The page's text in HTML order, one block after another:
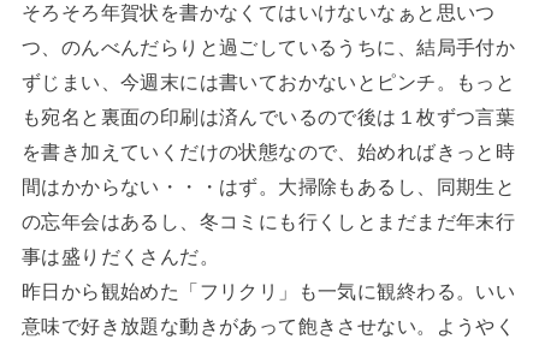
そろそろ年賀状を書かなくてはいけないなぁと思いつ
つ、のんべんだらりと過ごしているうちに、結局手付か
ずじまい、今週末には書いておかないとピンチ。もっと
も宛名と裏面の印刷は済んでいるので後は１枚ずつ言葉
を書き加えていくだけの状態なので、始めればきっと時
間はかからない・・・はず。大掃除もあるし、同期生と
の忘年会はあるし、冬コミにも行くしとまだまだ年末行
事は盛りだくさんだ。
昨日から観始めた「フリクリ」も一気に観終わる。いい
意味で好き放題な動きがあって飽きさせない。ようやく